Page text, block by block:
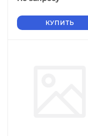
КУПИТЬ